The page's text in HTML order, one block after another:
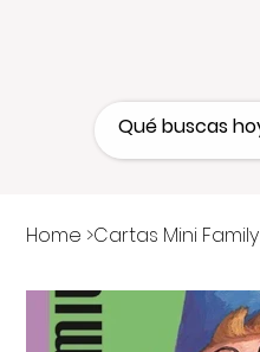
Home >Cartas Mini Family